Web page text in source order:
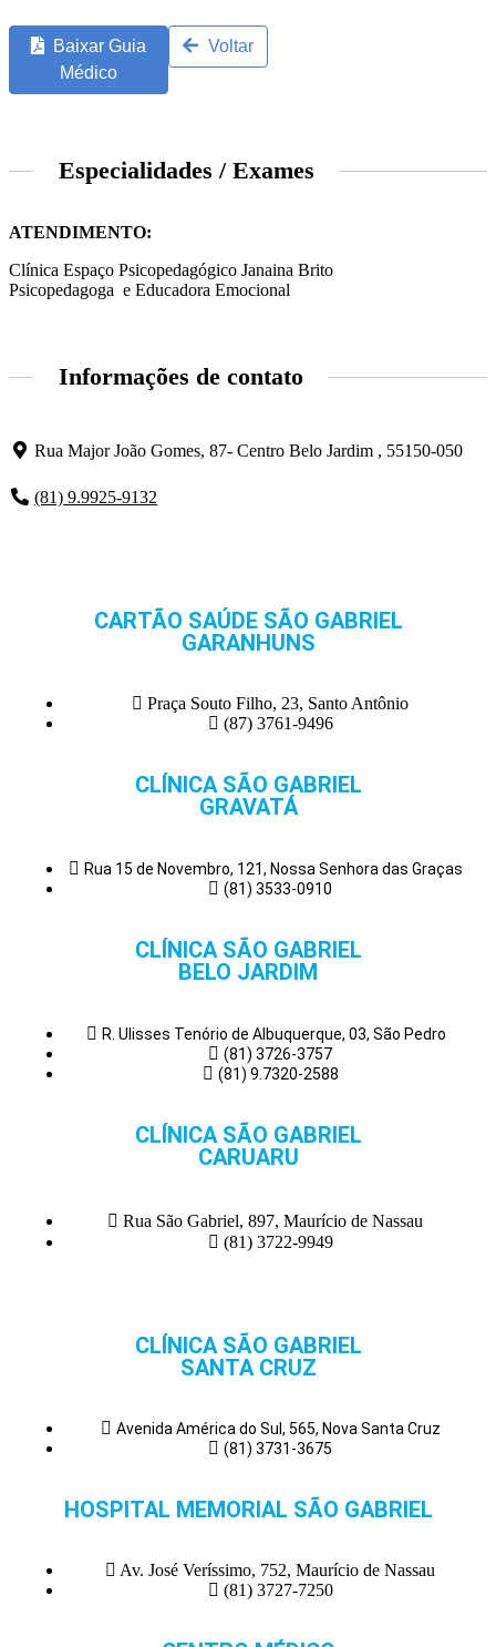
Baixar Guia
Médico
Voltar
Especialidades / Exames
ATENDIMENTO:
Clínica Espaço Psicopedagógico Janaina Brito
Psicopedagoga e Educadora Emocional
Informações de contato
Rua Major João Gomes, 87- Centro Belo Jardim , 55150-050
(81) 9.9925-9132
CARTÃO SAÚDE SÃO GABRIEL
GARANHUNS
Praça Souto Filho, 23, Santo Antônio
(87) 3761-9496
CLÍNICA SÃO GABRIEL
GRAVATÁ
Rua 15 de Novembro, 121, Nossa Senhora das Graças
(81) 3533-0910
CLÍNICA SÃO GABRIEL
BELO JARDIM
R. Ulisses Tenório de Albuquerque, 03, São Pedro
(81) 3726-3757
(81) 9.7320-2588
CLÍNICA SÃO GABRIEL
CARUARU
Rua São Gabriel, 897, Maurício de Nassau
(81) 3722-9949
CLÍNICA SÃO GABRIEL
SANTA CRUZ
Avenida América do Sul, 565, Nova Santa Cruz
(81) 3731-3675
HOSPITAL MEMORIAL SÃO GABRIEL
Av. José Veríssimo, 752, Maurício de Nassau
(81) 3727-7250